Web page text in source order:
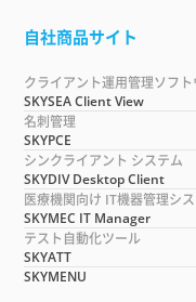
自社商品サイト
クライアント運用管理ソフト
SKYSEA Client View
名刺管理
SKYPCE
シンクライアント システム
SKYDIV Desktop Client
医療機関向け IT機器管理シ
SKYMEC IT Manager
テスト自動化ツール
SKYATT
SKYMENU